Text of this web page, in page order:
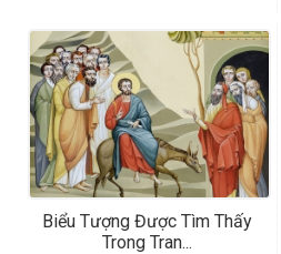
Biểu Tượng Được Tìm Thấy
Trong Tran...